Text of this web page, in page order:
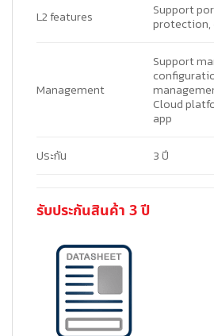
L2 features
Support
protection,
Management
Support
Cloud
app
ประกัน 3 ปี
รับประกันสินค้า 3 ปี